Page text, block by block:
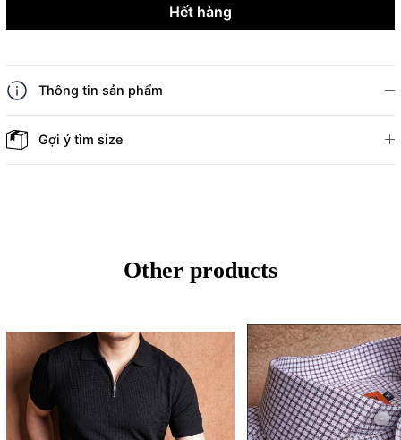
Hết hàng
Thông tin sản phẩm
Gợi ý tìm size
Other products